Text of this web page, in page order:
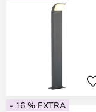
- 16 % EXTRA